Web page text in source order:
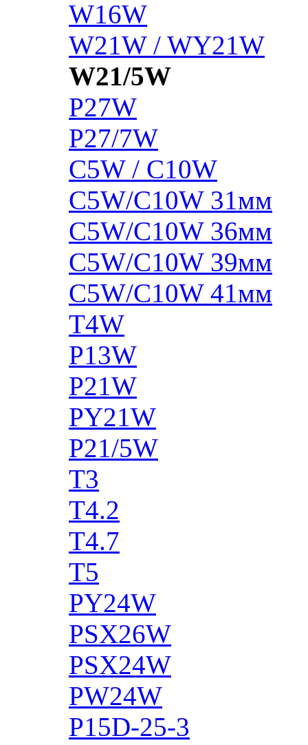
W16W
W21W / WY21W
W21/5W
P27W
P27/7W
C5W / C10W
C5W/C10W 31мм
C5W/C10W 36мм
C5W/C10W 39мм
C5W/C10W 41мм
T4W
P13W
P21W
PY21W
P21/5W
T3
T4.2
T4.7
T5
PY24W
PSX26W
PSX24W
PW24W
P15D-25-3